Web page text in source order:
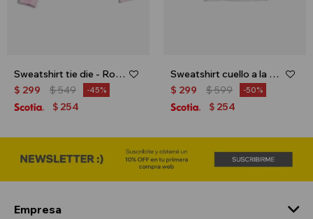
Sweatshirt tie die - Rosado
$ 299 $549 45
$ 254
Sweatshirt cuello a la base - Azul
$ 299 $599 50
$ 254
Empresa